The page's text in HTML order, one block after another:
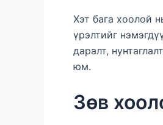
Хэт бага хоолой
үрэлтийг
даралт,
юм.
Зөв